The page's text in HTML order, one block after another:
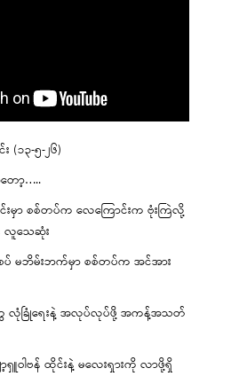
(၁၃-၅-၂၆)
ော့…..
င်းမှာ စစ်တပ်က လေကြောင်းက ဗုံးကြဲလို့
လူသေဆုံး
စပ် မဘိမ်းဘက်မှာ စစ်တပ်က အင်အား
ေ လုံခြုံရေးနဲ့ အလုပ်လုပ်ဖို့ အကန့်အသတ်
ော့ရှူဝါဗန် ထိုင်းနဲ့ မလေးရှားကို လာဖို့ရှိ